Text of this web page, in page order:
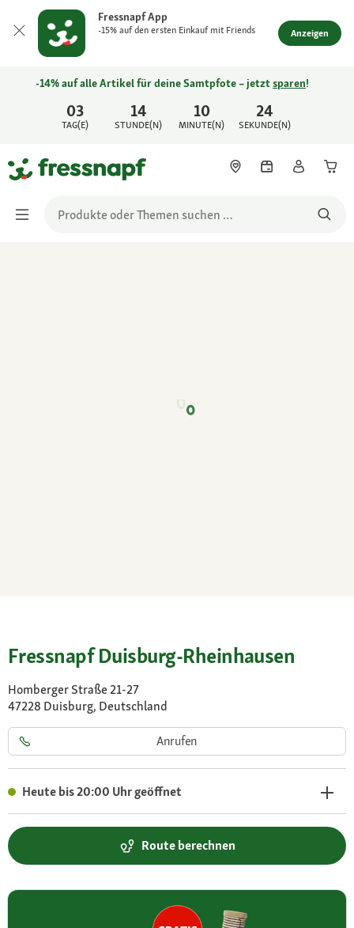
Fressnapf App
-15% auf den ersten Einkauf mit Friends Anzeigen
03
TAG(E)
14
STUNDE(N)
10
MINUTE(N)
24
SEKUNDE(N)
-14% auf alle Artikel für deine Samtpfote – jetztsparen!
Fressnapf Duisburg-Rheinhausen
Homberger Straße 21-27
47228 Duisburg, Deutschland
Anrufen
Heute bis 20:00 Uhr geöffnet
Route berechnen